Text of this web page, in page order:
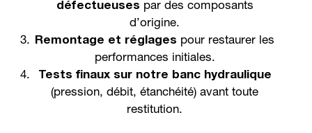
défectueuses par des composants
d’origine.
Remontage et réglages pour restaurer les
performances initiales.
Tests finaux sur notre banc hydraulique
(pression, débit, étanchéité) avant toute
restitution.